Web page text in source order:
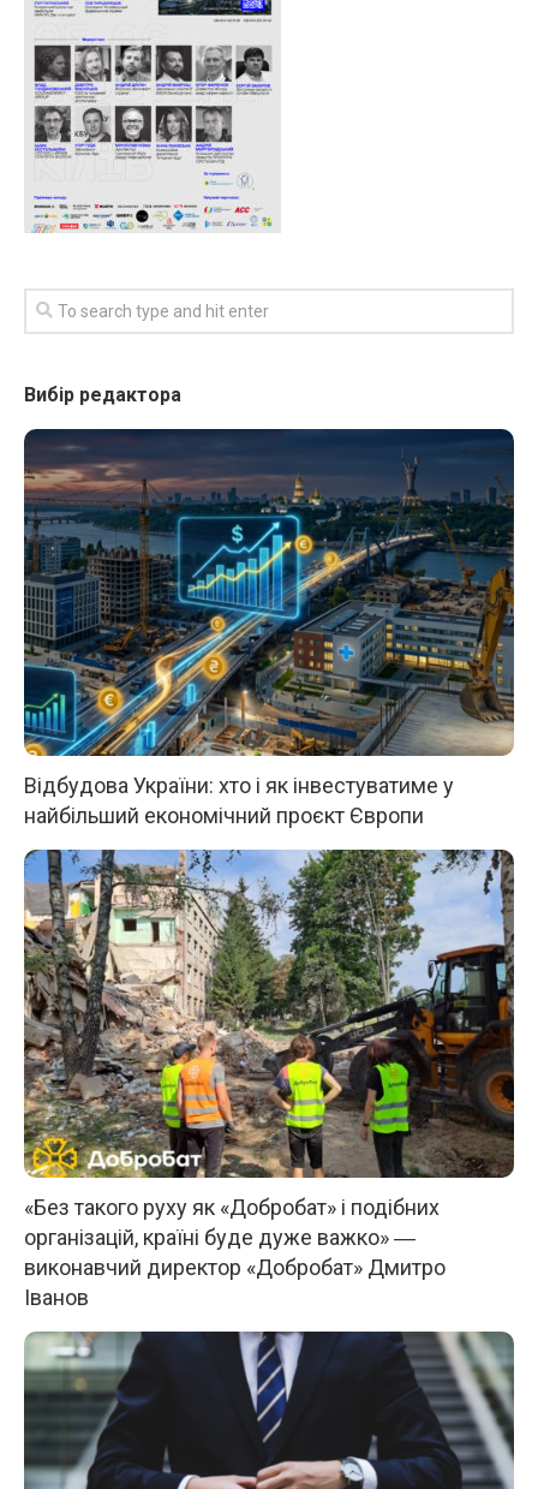
Вибір редактора
Відбудова України: хто і як інвестуватиме у
найбільший економічний проєкт Європи
«Без такого руху як «Добробат» і подібних
організацій, країні буде дуже важко» ―
виконавчий директор «Добробат» Дмитро
Іванов